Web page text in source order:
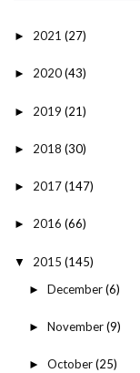
► 2021 (27)
► 2020(43)
► 2019 (21)
► 2018 (30)
► 2017(147)
► 2016 (66)
▼ 2015 (145)
► December(6)
► November(9)
► October(25)